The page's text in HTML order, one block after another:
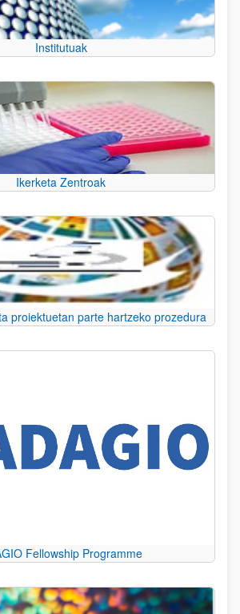
Institutuak
Ikerketa Zentroak
proiektuetan parte hartzeko prozedura
Fellowship Programme